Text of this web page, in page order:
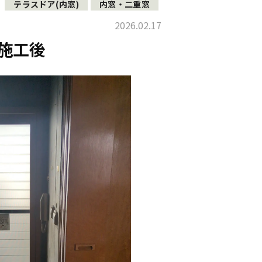
テラスドア(内窓) 内窓・二重窓
2026.02.17
工後